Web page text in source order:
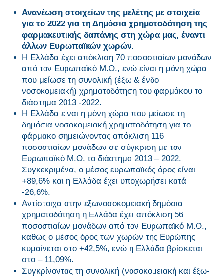
Ανανέωση στοιχείων της μελέτης με στοιχεία
για το 2022 για τη Δημόσια χρηματοδότηση της
φαρμακευτικής δαπάνης στη χώρα μας, έναντι
άλλων Ευρωπαϊκών χωρών.
Η Ελλάδα έχει απόκλιση 70 ποσοστιαίων μονάδων
από τον Ευρωπαϊκό Μ.Ο., ενώ είναι η μόνη χώρα
που μείωσε τη συνολική (έξω & ένδο
νοσοκομειακή) χρηματοδότηση του φαρμάκου το
διάστημα 2013 -2022.
Η Ελλάδα είναι η μόνη χώρα που μείωσε τη
δημόσια νοσοκομειακή χρηματοδότηση για το
φάρμακο σημειώνοντας απόκλιση 116
ποσοστιαίων μονάδων σε σύγκριση με τον
Ευρωπαϊκό Μ.Ο. το διάστημα 2013 – 2022.
Συγκεκριμένα, ο μέσος ευρωπαϊκός όρος είναι
+89,6% και η Ελλάδα έχει υποχωρήσει κατά
-26,6%.
Αντίστοιχα στην εξωνοσοκομειακή δημόσια
χρηματοδότηση η Ελλάδα έχει απόκλιση 56
ποσοστιαίων μονάδων από τον Ευρωπαϊκό Μ.Ο.,
καθώς ο μέσος όρος των χωρών της Ευρώπης
κυμαίνεται στο +42,5%, ενώ η Ελλάδα βρίσκεται
στο – 11,09%.
Συγκρίνοντας τη συνολική (νοσοκομειακή και έξω-